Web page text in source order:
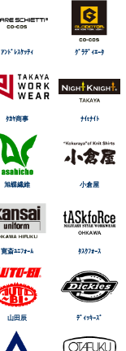
ｱﾝﾄﾞﾚｽｹｯﾃｨ ｸﾞﾗﾃﾞｨｴｰﾀ
ﾀｶﾔ商事 ﾅｲtﾅｲﾄ
旭蝶繊維 小倉屋
寛斎ﾕﾆﾌｫｰﾑ ﾀｽｸﾌｫｰｽ
山田辰 ﾃﾞｨｯｷｰｽﾞ